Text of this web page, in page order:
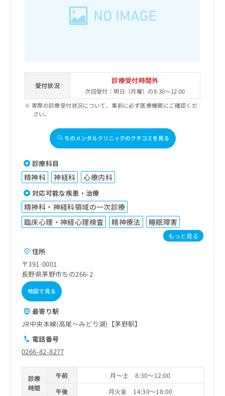
受付状況
診療受付時間外
次回受付：明日（月曜）の8:30～12:00
実際の診療受付状況について、事前に必ず医療機関にご確認くだ
さい。
ちのメンタルクリニックのクチコミを見る
診療科目
精神科 神経科 心療内科
対応可能な疾患・治療
精神科・神経科領域の一次診療
臨床心理・神経心理検査
精神療法 睡眠障害
もっと見る
住所
〒391-0001
長野県茅野市ちの266-2
地図で見る
最寄り駅
JR中央本線(高尾～みどり湖)【茅野駅】
電話番号
0266-82-8277
診療
時間
午前
月～土 8:30～12:00
午後
月火金 14:30～18:00